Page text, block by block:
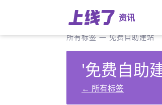
资讯
所有标签—免费自助建站
'免费自助
← 所有标签